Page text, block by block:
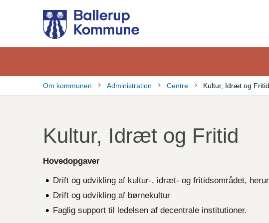
hovedindhold
Om kommunen Administration Centre Kultur, Idræt og Fritid
Kultur, Idræt og Fritid
Hovedopgaver
Drift og udvikling af kultur-, idræt- og fritidsområdet,
Drift og udvikling af børnekultur
Faglig support til ledelsen af decentrale institutioner.